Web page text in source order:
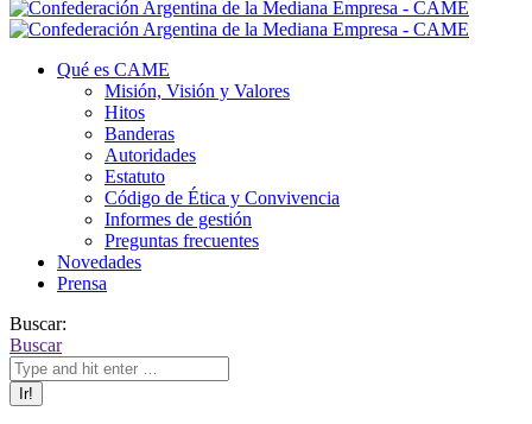
Qué es CAME
Misión, Visión y Valores
Hitos
Banderas
Autoridades
Estatuto
Código de Ética y Convivencia
Informes de gestión
Preguntas frecuentes
Novedades
Prensa
Buscar:
Buscar